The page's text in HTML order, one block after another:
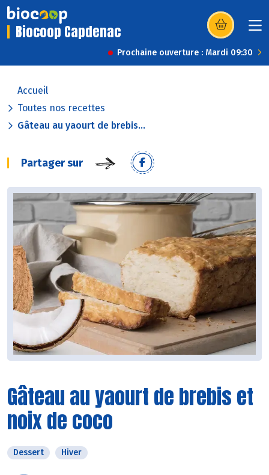
Biocoop Capdenac (s’ouvre dans
Prochaine ouverture : Mardi 09:30
Accueil
Toutes nos recettes
Gâteau au yaourt de brebis...
Partager sur
Gâteau au yaourt de brebis et
noix de coco
Dessert Hiver